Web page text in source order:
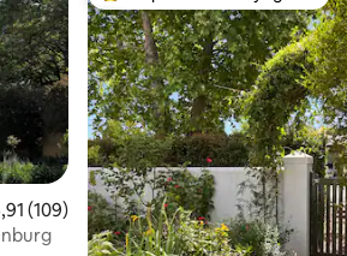
: 4,96 sur 5
moyenne sur la base de 109
(109)